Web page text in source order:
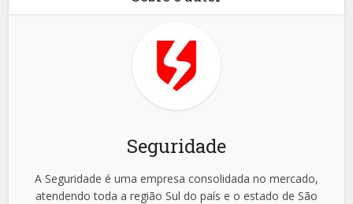
Seguridade
A Seguridade é uma empresa consolidada no mercado,
atendendo toda a região Sul do país e o estado de São